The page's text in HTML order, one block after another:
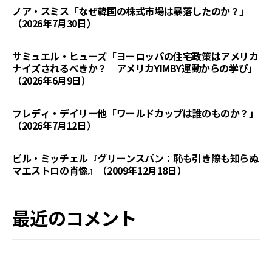
ノア・スミス「なぜ韓国の株式市場は暴落したのか？」
（2026年7月30日）
サミュエル・ヒューズ「ヨーロッパの住宅政策はアメリカ
ナイズされるべきか？｜アメリカYIMBY運動からの学び」
（2026年6月9日）
フレディ・デイリー他「ワールドカップは誰のものか？」
（2026年7月12日）
ビル・ミッチェル『グリーンスパン：恥も引き際も知らぬ
マエストロの肖像』（2009年12月18日）
最近のコメント